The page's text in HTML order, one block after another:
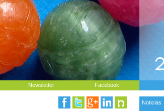
Newsletter Facebook
Noticias